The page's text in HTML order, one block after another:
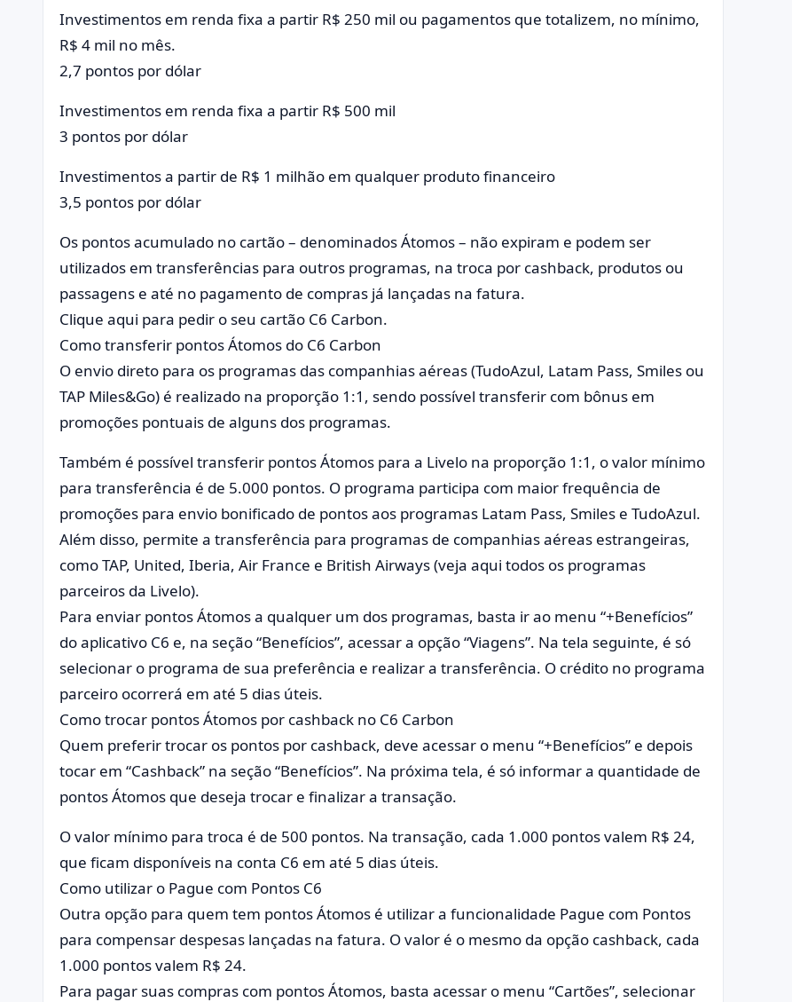
Investimentos em renda fixa a partir R$ 250 mil ou pagamentos que totalizem, no mínimo,
R$ 4 mil no mês.
2,7 pontos por dólar
Investimentos em renda fixa a partir R$ 500 mil
3 pontos por dólar
Investimentos a partir de R$ 1 milhão em qualquer produto financeiro
3,5 pontos por dólar
Os pontos acumulado no cartão – denominados Átomos – não expiram e podem ser
utilizados em transferências para outros programas, na troca por cashback, produtos ou
passagens e até no pagamento de compras já lançadas na fatura.
Clique aqui para pedir o seu cartão C6 Carbon.
Como transferir pontos Átomos do C6 Carbon
O envio direto para os programas das companhias aéreas (TudoAzul, Latam Pass, Smiles ou
TAP Miles&Go) é realizado na proporção 1:1, sendo possível transferir com bônus em
promoções pontuais de alguns dos programas.
Também é possível transferir pontos Átomos para a Livelo na proporção 1:1, o valor mínimo
para transferência é de 5.000 pontos. O programa participa com maior frequência de
promoções para envio bonificado de pontos aos programas Latam Pass, Smiles e TudoAzul.
Além disso, permite a transferência para programas de companhias aéreas estrangeiras,
como TAP, United, Iberia, Air France e British Airways (veja aqui todos os programas
parceiros da Livelo).
Para enviar pontos Átomos a qualquer um dos programas, basta ir ao menu “+Benefícios”
do aplicativo C6 e, na seção “Benefícios”, acessar a opção “Viagens”. Na tela seguinte, é só
selecionar o programa de sua preferência e realizar a transferência. O crédito no programa
parceiro ocorrerá em até 5 dias úteis.
Como trocar pontos Átomos por cashback no C6 Carbon
Quem preferir trocar os pontos por cashback, deve acessar o menu “+Benefícios” e depois
tocar em “Cashback” na seção “Benefícios”. Na próxima tela, é só informar a quantidade de
pontos Átomos que deseja trocar e finalizar a transação.
O valor mínimo para troca é de 500 pontos. Na transação, cada 1.000 pontos valem R$ 24,
que ficam disponíveis na conta C6 em até 5 dias úteis.
Como utilizar o Pague com Pontos C6
Outra opção para quem tem pontos Átomos é utilizar a funcionalidade Pague com Pontos
para compensar despesas lançadas na fatura. O valor é o mesmo da opção cashback, cada
1.000 pontos valem R$ 24.
Para pagar suas compras com pontos Átomos, basta acessar o menu “Cartões”, selecionar